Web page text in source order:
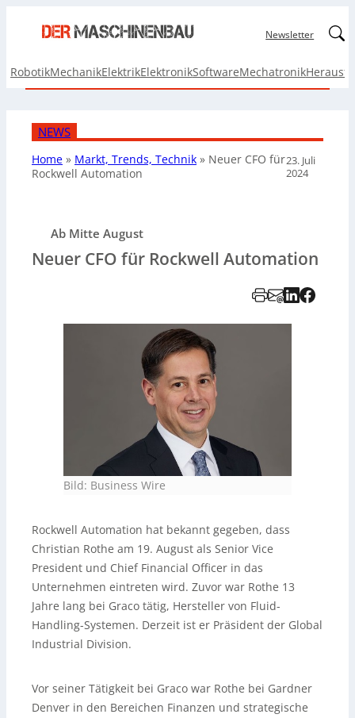
Newsletter
RobotikMechanikElektrikElektronikSoftwareMechatronik
NEWS
Home » Markt, Trends, Technik » Neuer CFO für
Rockwell Automation
23. Juli
2024
Ab Mitte August
Neuer CFO für Rockwell Automation
Bild: Business Wire
Rockwell Automation hat bekannt gegeben, dass
Christian Rothe am 19. August als Senior Vice
President und Chief Financial Officer in das
Unternehmen eintreten wird. Zuvor war Rothe 13
Jahre lang bei Graco tätig, Hersteller von Fluid-
Handling-Systemen. Derzeit ist er Präsident der Global
Industrial Division.
Vor seiner Tätigkeit bei Graco war Rothe bei Gardner
Denver in den Bereichen Finanzen und strategische